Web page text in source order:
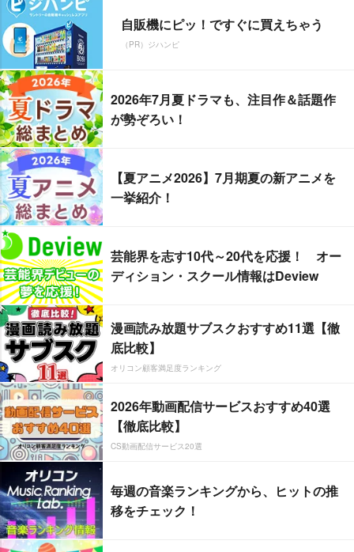
自販機にピッ！ですぐに買えちゃう
（PR）ジハンピ
2026年7月夏ドラマも、注目作＆話題作
が勢ぞろい！
【夏アニメ2026】7月期夏の新アニメを
一挙紹介！
芸能界を志す10代～20代を応援！ オー
ディション・スクール情報はDeview
漫画読み放題サブスクおすすめ11選【徹
底比較】
オリコン顧客満足度ランキング
2026年動画配信サービスおすすめ40選
【徹底比較】
CS動画配信サービス20選
毎週の音楽ランキングから、ヒットの推
移をチェック！